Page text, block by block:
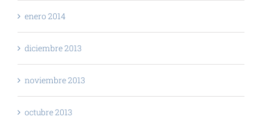
enero 2014
diciembre 2013
noviembre 2013
octubre 2013